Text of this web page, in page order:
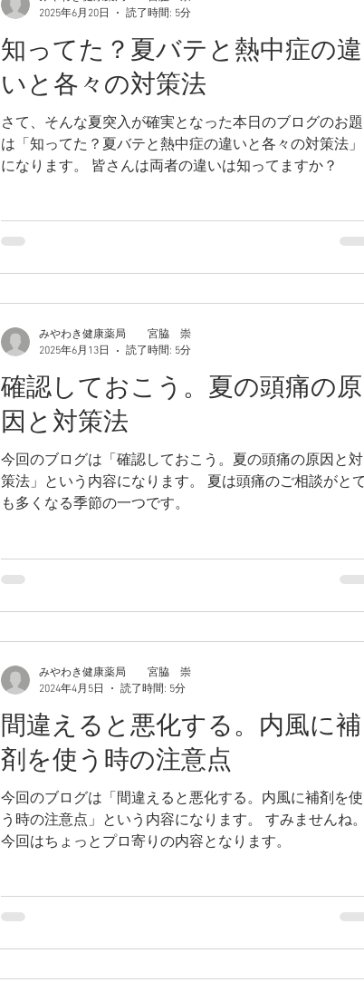
知ってた？夏バテと熱中症の違
いと各々の対策法
さて、そんな夏突入が確実となった本日のブログのお題
は「知ってた？夏バテと熱中症の違いと各々の対策法」
になります。 皆さんは両者の違いは知ってますか？
2025年6月20日
読了時間: 5分
確認しておこう。夏の頭痛の原
因と対策法
今回のブログは「確認しておこう。夏の頭痛の原因と対
策法」という内容になります。 夏は頭痛のご相談がとて
も多くなる季節の一つです。
みやわき健康薬局 宮脇 崇
2025年6月13日
読了時間: 5分
間違えると悪化する。内風に補
剤を使う時の注意点
今回のブログは「間違えると悪化する。内風に補剤を使
う時の注意点」という内容になります。 すみませんね。
今回はちょっとプロ寄りの内容となります。
みやわき健康薬局 宮脇 崇
2024年4月5日
読了時間: 5分